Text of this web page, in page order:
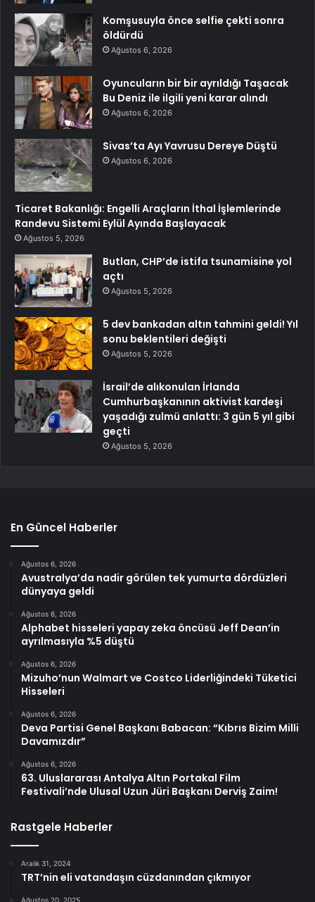
Komşusuyla önce selfie çekti sonra
öldürdü
Ağustos 6, 2026
Oyuncuların bir bir ayrıldığı Taşacak
Bu Deniz ile ilgili yeni karar alındı
Ağustos 6, 2026
Sivas’ta Ayı Yavrusu Dereye Düştü
Ağustos 6, 2026
Ticaret Bakanlığı: Engelli Araçların İthal İşlemlerinde
Randevu Sistemi Eylül Ayında Başlayacak
Ağustos 5, 2026
Butlan, CHP’de istifa tsunamisine yol
açtı
Ağustos 5, 2026
5 dev bankadan altın tahmini geldi! Yıl
sonu beklentileri değişti
Ağustos 5, 2026
İsrail’de alıkonulan İrlanda
Cumhurbaşkanının aktivist kardeşi
yaşadığı zulmü anlattı: 3 gün 5 yıl gibi
geçti
Ağustos 5, 2026
En Güncel Haberler
Ağustos 6, 2026
Avustralya’da nadir görülen tek yumurta dördüzleri
dünyaya geldi
Ağustos 6, 2026
Alphabet hisseleri yapay zeka öncüsü Jeff Dean’in
ayrılmasıyla %5 düştü
Ağustos 6, 2026
Mizuho’nun Walmart ve Costco Liderliğindeki Tüketici
Hisseleri
Ağustos 6, 2026
Deva Partisi Genel Başkanı Babacan: “Kıbrıs Bizim Milli
Davamızdır”
Ağustos 6, 2026
63. Uluslararası Antalya Altın Portakal Film
Festivali’nde Ulusal Uzun Jüri Başkanı Derviş Zaim!
Rastgele Haberler
Aralık 31, 2024
TRT’nin eli vatandaşın cüzdanından çıkmıyor
Ağustos 20, 2025